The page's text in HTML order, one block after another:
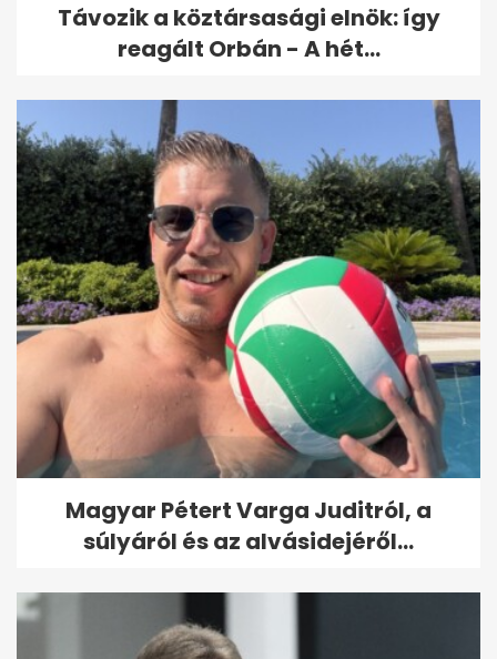
Távozik a köztársasági elnök: így
reagált Orbán - A hét...
Magyar Pétert Varga Juditról, a
súlyáról és az alvásidejéről...